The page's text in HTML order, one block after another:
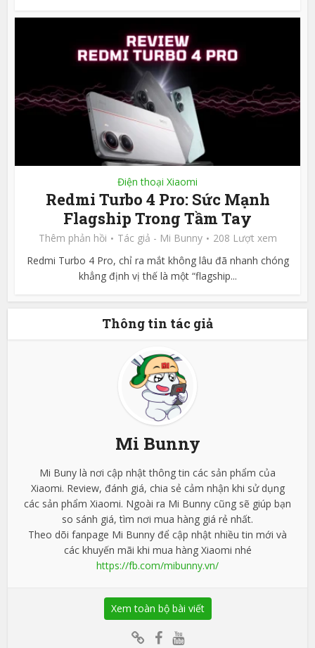
Điện thoại Xiaomi
Redmi Turbo 4 Pro: Sức Mạnh
Flagship Trong Tầm Tay
Thêm phản hồi Tác giả - Mi Bunny
208 Lượt xem
Redmi Turbo 4 Pro, chỉ ra mắt không lâu đã nhanh chóng
khẳng định vị thế là một “flagship...
Thông tin tác giả
Mi Bunny
Mi Buny là nơi cập nhật thông tin các sản phẩm của
Xiaomi. Review, đánh giá, chia sẻ cảm nhận khi sử dụng
các sản phẩm Xiaomi. Ngoài ra Mi Bunny cũng sẽ giúp bạn
so sánh giá, tìm nơi mua hàng giá rẻ nhất.
Theo dõi fanpage Mi Bunny để cập nhật nhiều tin mới và
các khuyến mãi khi mua hàng Xiaomi nhé
https://fb.com/mibunny.vn/
Xem toàn bộ bài viết